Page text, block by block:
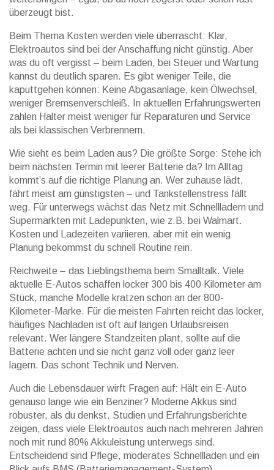
überzeugt bist.
Beim Thema Kosten werden viele überrascht: Klar,
Elektroautos sind bei der Anschaffung nicht günstig. Aber
was du oft vergisst – beim Laden, bei Steuer und Wartung
kannst du deutlich sparen. Es gibt weniger Teile, die
kaputtgehen können: Keine Abgasanlage, kein Ölwechsel,
weniger Bremsenverschleiß. In aktuellen Erfahrungswerten
zahlen Halter meist weniger für Reparaturen und Service
als bei klassischen Verbrennern.
Wie sieht es beim Laden aus? Die größte Sorge: Stehe ich
beim nächsten Termin mit leerer Batterie da? Im Alltag
kommt’s auf die richtige Planung an. Wer zuhause lädt,
fährt meist am günstigsten – und Tankstellenstress fällt
weg. Für unterwegs wächst das Netz mit Schnellladern und
Supermärkten mit Ladepunkten, wie z.B. bei Walmart.
Kosten und Ladezeiten variieren, aber mit ein wenig
Planung bekommst du schnell Routine rein.
Reichweite – das Lieblingsthema beim Smalltalk. Viele
aktuelle E-Autos schaffen locker 300 bis 400 Kilometer am
Stück, manche Modelle kratzen schon an der 800-
Kilometer-Marke. Für die meisten Fahrten reicht das locker,
häufiges Nachladen ist oft auf langen Urlaubsreisen
relevant. Wer längere Standzeiten plant, sollte auf die
Batterie achten und sie nicht ganz voll oder ganz leer
lagern. Das schont Technik und Nerven.
Auch die Lebensdauer wirft Fragen auf: Hält ein E-Auto
genauso lange wie ein Benziner? Moderne Akkus sind
robuster, als du denkst. Studien und Erfahrungsberichte
zeigen, dass viele Elektroautos auch nach mehreren Jahren
noch mit rund 80% Akkuleistung unterwegs sind.
Entscheidend sind Pflege, moderates Schnellladen und ein